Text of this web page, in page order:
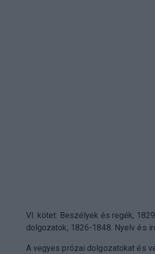
VI. kötet: Beszélyek és regék,
dolgozatok, 1826-1848. Nyelv és
A vegyes prózai dolgozatokat és